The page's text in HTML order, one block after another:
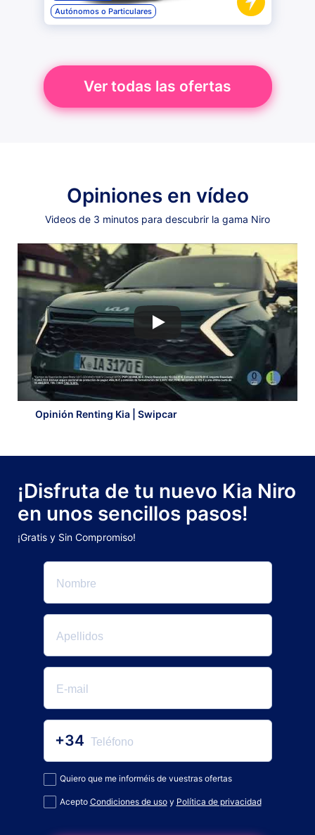
Autónomos o Particulares
Ver todas las ofertas
Opiniones en vídeo
Videos de 3 minutos para descubrir la gama Niro
Opinión Renting Kia | Swipcar
¡Disfruta de tu nuevo Kia Niro
en unos sencillos pasos!
¡Gratis y Sin Compromiso!
+34
Quiero que me informéis de vuestras ofertas
Acepto Condiciones de usoy Política de privacidad